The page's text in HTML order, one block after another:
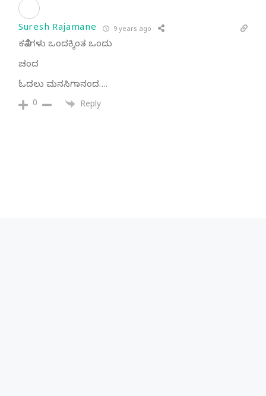
Suresh Rajamane 9 years ago
ಕವಿತೆಗಳು ಒಂದಕ್ಕಿಂತ ಒಂದು
ಚಂದ
ಓದಲು ಮನಸಿಗಾನಂದ….
0 Reply